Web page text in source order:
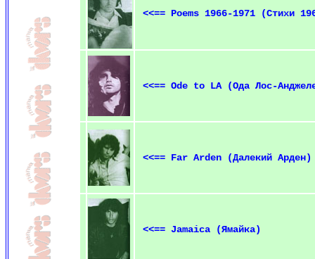
<<== Poems 1966-1971 (Стихи
<<== Ode to LA (Ода Лос-
<<== Far Arden (Далекий Арден)
<<== Jamaica (Ямайка)